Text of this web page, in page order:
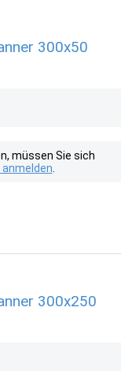
300x50
müssen Sie sich
300x250